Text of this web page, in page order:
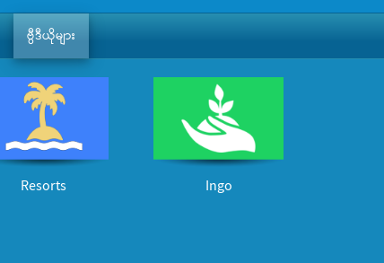
ဗွီဒီယိုများ
Resorts Ingo